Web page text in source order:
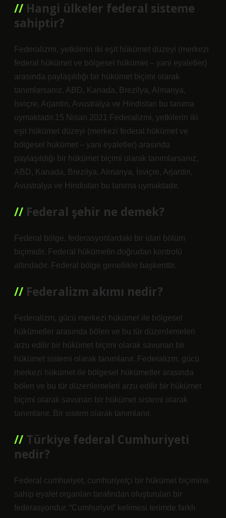
Hangi ülkeler federal sisteme
sahiptir?
Federalizmi, yetkilerin iki eşit hükümet düzeyi (merkezi
federal hükümet ve bölgesel hükümet – yani eyaletler)
arasında paylaşıldığı bir hükümet biçimi olarak
tanımlarsanız, ABD, Kanada, Brezilya, Almanya,
İsviçre, Arjantin, Avustralya ve Hindistan bu tanıma
uymaktadır.15 Nisan 2021 Federalizmi, yetkilerin iki
eşit hükümet düzeyi (merkezi federal hükümet ve
bölgesel hükümet – yani eyaletler) arasında
paylaşıldığı bir hükümet biçimi olarak tanımlarsanız,
ABD, Kanada, Brezilya, Almanya, İsviçre, Arjantin,
Avustralya ve Hindistan bu tanıma uymaktadır.
Federal şehir ne demek?
Federal bölge, federasyonlardaki bir idari bölüm
biçimidir. Federal hükümetin doğrudan kontrolü
altındadır. Federal bölge genellikle başkenttir.
Federalizm akımı nedir?
Federalizm, gücü merkezi hükümet ile bölgesel
hükümetler arasında bölen ve bu tür düzenlemeleri
arzu edilir bir hükümet biçimi olarak savunan bir
hükümet sistemi olarak tanımlanır. Federalizm, gücü
merkezi hükümet ile bölgesel hükümetler arasında
bölen ve bu tür düzenlemeleri arzu edilir bir hükümet
biçimi olarak savunan bir hükümet sistemi olarak
tanımlanır. Bir sistem olarak tanımlanır.
Türkiye federal Cumhuriyeti
nedir?
Federal cumhuriyet, cumhuriyetçi bir hükümet biçimine
sahip eyalet organları tarafından oluşturulan bir
federasyondur. “Cumhuriyet” kelimesi terimde farklı